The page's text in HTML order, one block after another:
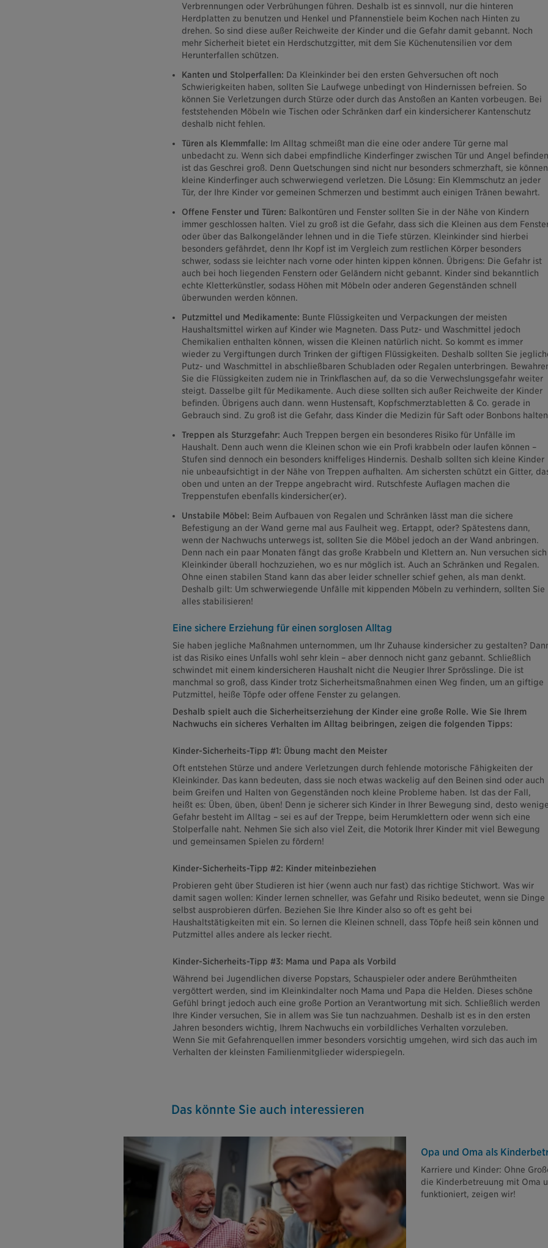
Verbrennungen oder Verbrühungen führen. Deshalb ist es sinnvoll, nur die hinteren
Herdplatten zu benutzen und Henkel und Pfannenstiele beim Kochen nach Hinten zu
drehen. So sind diese außer Reichweite der Kinder und die Gefahr damit gebannt. Noch
mehr Sicherheit bietet ein Herdschutzgitter, mit dem Sie Küchenutensilien vor dem
Herunterfallen schützen.
Kanten und Stolperfallen: Da Kleinkinder bei den ersten Gehversuchen oft noch
Schwierigkeiten haben, sollten Sie Laufwege unbedingt von Hindernissen befreien. So
können Sie Verletzungen durch Stürze oder durch das Anstoßen an Kanten vorbeugen. Bei
feststehenden Möbeln wie Tischen oder Schränken darf ein kindersicherer Kantenschutz
deshalb nicht fehlen.
Türen als Klemmfalle: Im Alltag schmeißt man die eine oder andere Tür gerne mal
unbedacht zu. Wenn sich dabei empfindliche Kinderfinger zwischen Tür und Angel
ist das Geschrei groß. Denn Quetschungen sind nicht nur besonders schmerzhaft, sie können
kleine Kinderfinger auch schwerwiegend verletzen. Die Lösung: Ein Klemmschutz an jeder
Tür, der Ihre Kinder vor gemeinen Schmerzen und bestimmt auch einigen Tränen bewahrt.
Offene Fenster und Türen: Balkontüren und Fenster sollten Sie in der Nähe von Kindern
immer geschlossen halten. Viel zu groß ist die Gefahr, dass sich die Kleinen aus dem
oder über das Balkongeländer lehnen und in die Tiefe stürzen. Kleinkinder sind hierbei
besonders gefährdet, denn Ihr Kopf ist im Vergleich zum restlichen Körper besonders
schwer, sodass sie leichter nach vorne oder hinten kippen können. Übrigens: Die Gefahr ist
auch bei hoch liegenden Fenstern oder Geländern nicht gebannt. Kinder sind bekanntlich
echte Kletterkünstler, sodass Höhen mit Möbeln oder anderen Gegenständen schnell
überwunden werden können.
Putzmittel und Medikamente: Bunte Flüssigkeiten und Verpackungen der meisten
Haushaltsmittel wirken auf Kinder wie Magneten. Dass Putz- und Waschmittel jedoch
Chemikalien enthalten können, wissen die Kleinen natürlich nicht. So kommt es immer
wieder zu Vergiftungen durch Trinken der giftigen Flüssigkeiten. Deshalb sollten Sie
Putz- und Waschmittel in abschließbaren Schubladen oder Regalen unterbringen.
Sie die Flüssigkeiten zudem nie in Trinkflaschen auf, da so die Verwechslungsgefahr weiter
steigt. Dasselbe gilt für Medikamente. Auch diese sollten sich außer Reichweite der Kinder
befinden. Übrigens auch dann. wenn Hustensaft, Kopfschmerztabletten & Co. gerade in
Gebrauch sind. Zu groß ist die Gefahr, dass Kinder die Medizin für Saft oder Bonbons
Treppen als Sturzgefahr: Auch Treppen bergen ein besonderes Risiko für Unfälle im
Haushalt. Denn auch wenn die Kleinen schon wie ein Profi krabbeln oder laufen können –
Stufen sind dennoch ein besonders kniffeliges Hindernis. Deshalb sollten sich kleine Kinder
nie unbeaufsichtigt in der Nähe von Treppen aufhalten. Am sichersten schützt ein Gitter,
oben und unten an der Treppe angebracht wird. Rutschfeste Auflagen machen die
Treppenstufen ebenfalls kindersicher(er).
Unstabile Möbel: Beim Aufbauen von Regalen und Schränken lässt man die sichere
Befestigung an der Wand gerne mal aus Faulheit weg. Ertappt, oder? Spätestens dann,
wenn der Nachwuchs unterwegs ist, sollten Sie die Möbel jedoch an der Wand anbringen.
Denn nach ein paar Monaten fängt das große Krabbeln und Klettern an. Nun versuchen sich
Kleinkinder überall hochzuziehen, wo es nur möglich ist. Auch an Schränken und Regalen.
Ohne einen stabilen Stand kann das aber leider schneller schief gehen, als man denkt.
Deshalb gilt: Um schwerwiegende Unfälle mit kippenden Möbeln zu verhindern, sollten Sie
alles stabilisieren!
Eine sichere Erziehung für einen sorglosen Alltag
Sie haben jegliche Maßnahmen unternommen, um Ihr Zuhause kindersicher zu gestalten?
ist das Risiko eines Unfalls wohl sehr klein – aber dennoch nicht ganz gebannt. Schließlich
schwindet mit einem kindersicheren Haushalt nicht die Neugier Ihrer Sprösslinge. Die ist
manchmal so groß, dass Kinder trotz Sicherheitsmaßnahmen einen Weg finden, um an giftige
Putzmittel, heiße Töpfe oder offene Fenster zu gelangen.
Deshalb spielt auch die Sicherheitserziehung der Kinder eine große Rolle. Wie Sie Ihrem
Nachwuchs ein sicheres Verhalten im Alltag beibringen, zeigen die folgenden Tipps:
Kinder-Sicherheits-Tipp #1: Übung macht den Meister
Oft entstehen Stürze und andere Verletzungen durch fehlende motorische Fähigkeiten der
Kleinkinder. Das kann bedeuten, dass sie noch etwas wackelig auf den Beinen sind oder auch
beim Greifen und Halten von Gegenständen noch kleine Probleme haben. Ist das der Fall,
heißt es: Üben, üben, üben! Denn je sicherer sich Kinder in Ihrer Bewegung sind, desto
Gefahr besteht im Alltag – sei es auf der Treppe, beim Herumklettern oder wenn sich eine
Stolperfalle naht. Nehmen Sie sich also viel Zeit, die Motorik Ihrer Kinder mit viel Bewegung
und gemeinsamen Spielen zu fördern!
Kinder-Sicherheits-Tipp #2: Kinder miteinbeziehen
Probieren geht über Studieren ist hier (wenn auch nur fast) das richtige Stichwort. Was wir
damit sagen wollen: Kinder lernen schneller, was Gefahr und Risiko bedeutet, wenn sie Dinge
selbst ausprobieren dürfen. Beziehen Sie Ihre Kinder also so oft es geht bei
Haushaltstätigkeiten mit ein. So lernen die Kleinen schnell, dass Töpfe heiß sein können und
Putzmittel alles andere als lecker riecht.
Kinder-Sicherheits-Tipp #3: Mama und Papa als Vorbild
Während bei Jugendlichen diverse Popstars, Schauspieler oder andere Berühmtheiten
vergöttert werden, sind im Kleinkindalter noch Mama und Papa die Helden. Dieses schöne
Gefühl bringt jedoch auch eine große Portion an Verantwortung mit sich. Schließlich werden
Ihre Kinder versuchen, Sie in allem was Sie tun nachzuahmen. Deshalb ist es in den ersten
Jahren besonders wichtig, Ihrem Nachwuchs ein vorbildliches Verhalten vorzuleben.
Wenn Sie mit Gefahrenquellen immer besonders vorsichtig umgehen, wird sich das auch im
Verhalten der kleinsten Familienmitglieder widerspiegeln.
Das könnte Sie auch interessieren
Opa und Oma als
Karriere und Kinder: Ohne
die Kinderbetreuung mit Oma
funktioniert, zeigen wir!